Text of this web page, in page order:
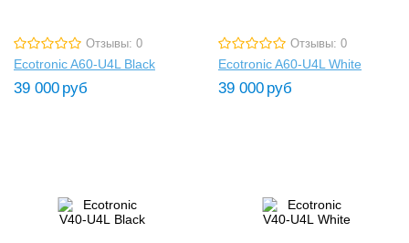
Отзывы: 0
Ecotronic A60-U4L Black
39 000 руб
Отзывы: 0
Ecotronic A60-U4L White
39 000 руб